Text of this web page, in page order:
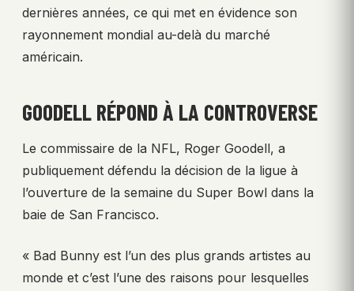
dernières années, ce qui met en évidence son
rayonnement mondial au-delà du marché
américain.
GOODELL RÉPOND À LA CONTROVERSE
Le commissaire de la NFL, Roger Goodell, a
publiquement défendu la décision de la ligue à
l’ouverture de la semaine du Super Bowl dans la
baie de San Francisco.
« Bad Bunny est l’un des plus grands artistes au
monde et c’est l’une des raisons pour lesquelles